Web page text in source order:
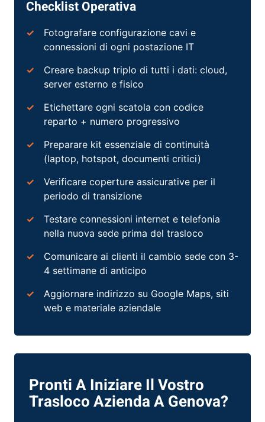
Checklist Operativa
Fotografare configurazione cavi e
connessioni di ogni postazione IT
Creare backup triplo di tutti i dati: cloud,
server esterno e fisico
Etichettare ogni scatola con codice
reparto + numero progressivo
Preparare kit essenziale di continuità
(laptop, hotspot, documenti critici)
Verificare coperture assicurative per il
periodo di transizione
Testare connessioni internet e telefonia
nella nuova sede prima del trasloco
Comunicare ai clienti il cambio sede con 3-
4 settimane di anticipo
Aggiornare indirizzo su Google Maps, siti
web e materiale aziendale
Pronti A Iniziare Il Vostro
Trasloco Azienda A Genova?